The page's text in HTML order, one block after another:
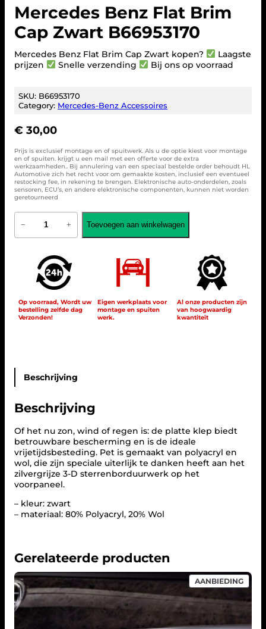
Mercedes Benz Flat Brim
Cap Zwart B66953170
Mercedes Benz Flat Brim Cap Zwart kopen?
Laagste
prijzen
Snelle verzending Bij ons op voorraad
SKU: B66953170
Category: Mercedes-Benz Accessoires
€ 30,00
Prijs is exclusief montage en of spuitwerk. Als u de optie kiest voor montage
en of spuiten. krijgt u een mail met een offerte voor de extra
werkzaamheden.. Bij annulering van een speciaal bestelde order behoudt HL
Automotive zich het recht voor om gemaakte kosten, inclusief een eventueel
restocking fee, in rekening te brengen. Elektronische auto-onderdelen, zoals
sensoren, ECU’s, en andere elektronische componenten, kunnen niet worden
geretourneerd
M
r
B
e
a
B
C
a
p
Z
w
a
t
B
5
3
1
7
0
a
− + Toevoegen aan winkelwagen
Op voorraad, Wordt uw
bestelling zelfde dag
Verzonden!
Eigen werkplaats voor
montage en spuiten
werk.
Al onze producten zijn
van hoogwaardig
kwantiteit
Beschrijving
Beschrijving
Of het nu zon, wind of regen is: de platte klep biedt
betrouwbare bescherming en is de ideale
vrijetijdsbesteding. Pet is gemaakt van polyacryl en
wol, die zijn speciale uiterlijk te danken heeft aan het
zilvergrijze 3-D sterrenborduurwerk op het
voorpaneel.
– kleur: zwart
– materiaal: 80% Polyacryl, 20% Wol
Gerelateerde producten
AANBIEDING
IN
DE